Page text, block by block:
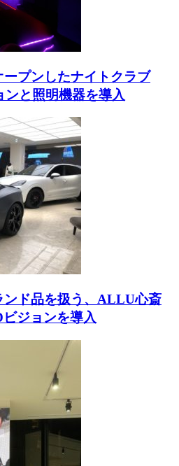
プンしたナイトクラブ
ンと照明機器を導入
ンド品を扱う、ALLU心斎
ジョンを導入